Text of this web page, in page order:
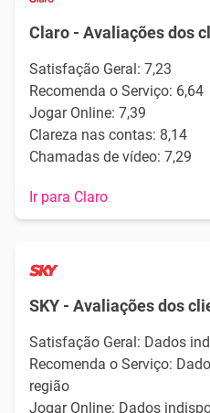
Claro - Avaliações dos
Satisfação Geral: 7,23
Recomenda o Serviço: 6,64
Jogar Online: 7,39
Clareza nas contas: 8,14
Chamadas de vídeo: 7,29
Ir para Claro
SKY - Avaliações dos
Satisfação Geral: Dados
Recomenda o Serviço:
região
Jogar Online: Dados